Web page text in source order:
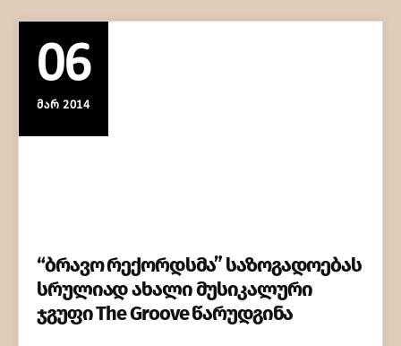
06
ᲛᲐᲠ 2014
“ბრავო რექორდსმა” საზოგადოებას
სრულიად ახალი მუსიკალური
ჯგუფი The Groove წარუდგინა